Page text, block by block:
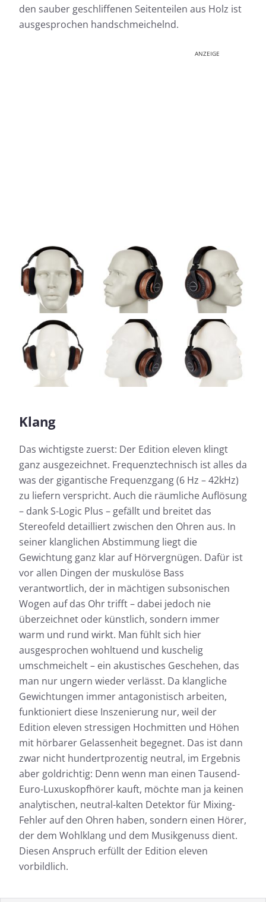
den sauber geschliffenen Seitenteilen aus Holz ist
ausgesprochen handschmeichelnd.
ANZEIGE
Klang
Das wichtigste zuerst: Der Edition eleven klingt
ganz ausgezeichnet. Frequenztechnisch ist alles da
was der gigantische Frequenzgang (6 Hz – 42kHz)
zu liefern verspricht. Auch die räumliche Auflösung
– dank S-Logic Plus – gefällt und breitet das
Stereofeld detailliert zwischen den Ohren aus. In
seiner klanglichen Abstimmung liegt die
Gewichtung ganz klar auf Hörvergnügen. Dafür ist
vor allen Dingen der muskulöse Bass
verantwortlich, der in mächtigen subsonischen
Wogen auf das Ohr trifft – dabei jedoch nie
überzeichnet oder künstlich, sondern immer
warm und rund wirkt. Man fühlt sich hier
ausgesprochen wohltuend und kuschelig
umschmeichelt – ein akustisches Geschehen, das
man nur ungern wieder verlässt. Da klangliche
Gewichtungen immer antagonistisch arbeiten,
funktioniert diese Inszenierung nur, weil der
Edition eleven stressigen Hochmitten und Höhen
mit hörbarer Gelassenheit begegnet. Das ist dann
zwar nicht hundertprozentig neutral, im Ergebnis
aber goldrichtig: Denn wenn man einen Tausend-
Euro-Luxuskopfhörer kauft, möchte man ja keinen
analytischen, neutral-kalten Detektor für Mixing-
Fehler auf den Ohren haben, sondern einen Hörer,
der dem Wohlklang und dem Musikgenuss dient.
Diesen Anspruch erfüllt der Edition eleven
vorbildlich.